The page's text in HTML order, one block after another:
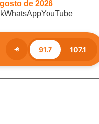
de 2026
WhatsAppYouTube
91.7 107.1